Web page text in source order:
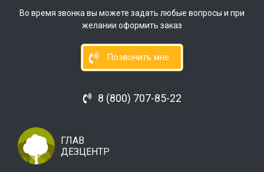
Во время звонка вы можете задать любые вопросы и при
желании оформить заказ
Позвонить мне
8 (800) 707-85-22
ГЛАВ
ДЕЗЦЕНТР